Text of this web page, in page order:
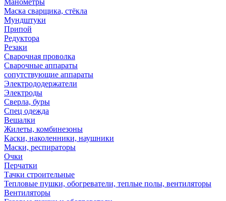
Манометры
Маска сварщика, стёкла
Мундштуки
Припой
Редуктора
Резаки
Сварочная проволка
Сварочные аппараты
сопутствующие аппараты
Электрододержатели
Электроды
Сверла, буры
Спец одежда
Вешалки
Жилеты, комбинезоны
Каски, наколенники, наушники
Маски, респираторы
Очки
Перчатки
Тачки строительные
Тепловые пушки, обогреватели, теплые полы, вентиляторы
Вентиляторы